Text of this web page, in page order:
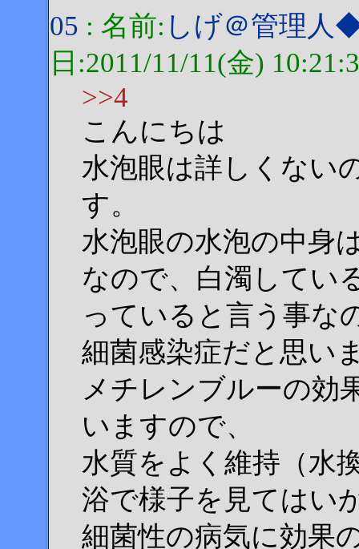
05 : 名前: しげ＠管理人
日:2011/11/11(金)
>>4
こんにちは
水泡眼は詳しくない
す。
水泡眼の水泡の中身
なので、白濁してい
っていると言う事な
細菌感染症だと思い
メチレンブルーの効
いますので、
水質をよく維持（水
浴で様子を見てはい
細菌性の病気に効果